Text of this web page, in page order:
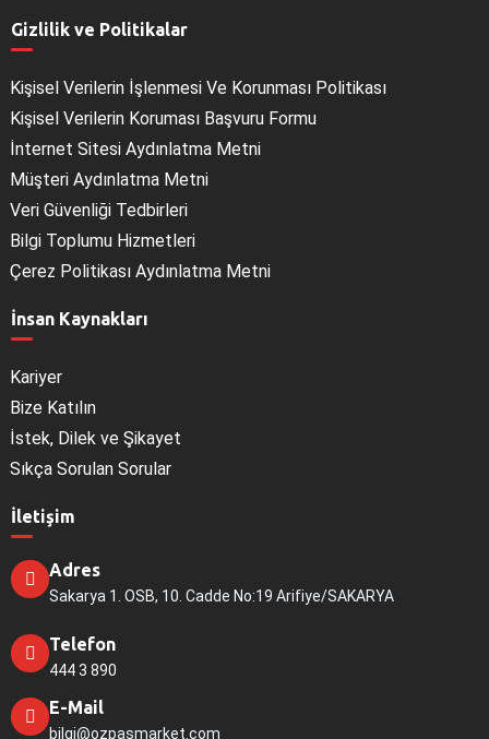
Gizlilik ve Politikalar
Kişisel Verilerin İşlenmesi Ve Korunması Politikası
Kişisel Verilerin Koruması Başvuru Formu
İnternet Sitesi Aydınlatma Metni
Müşteri Aydınlatma Metni
Veri Güvenliği Tedbirleri
Bilgi Toplumu Hizmetleri
Çerez Politikası Aydınlatma Metni
İnsan Kaynakları
Kariyer
Bize Katılın
İstek, Dilek ve Şikayet
Sıkça Sorulan Sorular
İletişim
Adres
Sakarya 1. OSB, 10. Cadde No:19 Arifiye/SAKARYA
Telefon
444 3 890
E-Mail
bilgi@ozpasmarket.com